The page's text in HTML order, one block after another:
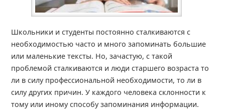
Школьники и студенты постоянно сталкиваются с
необходимостью часто и много запоминать большие
или маленькие тексты. Но, зачастую, с такой
проблемой сталкиваются и люди старшего возраста то
ли в силу профессиональной необходимости, то ли в
силу других причин. У каждого человека склонности к
тому или иному способу запоминания информации.